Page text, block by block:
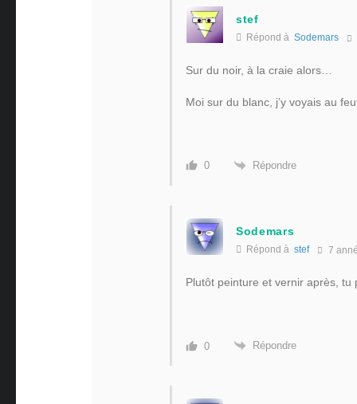
stef
Répond à Sodemars
Sur du noir, à la craie alors…
Moi sur du blanc, j’y voyais au
0 Répondre
Sodemars
Répond à stef 7
Plutôt peinture et vernir après,
0 Répondre